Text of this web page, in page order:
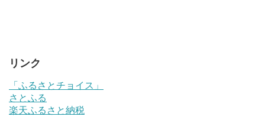
リンク
「ふるさとチョイス」
さとふる
楽天ふるさと納税